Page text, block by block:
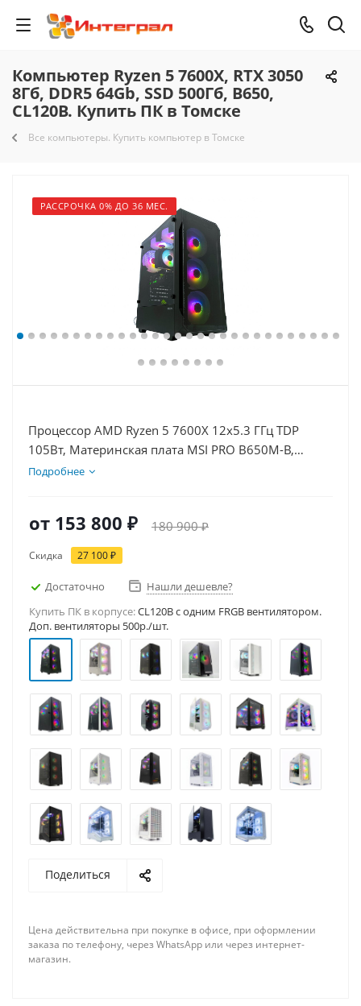
Компьютер Ryzen 5 7600X, RTX 3050
8Гб, DDR5 64Gb, SSD 500Гб, B650,
CL120B. Купить ПК в Томске
Все компьютеры. Купить компьютер в Томске
РАССРОЧКА 0% ДО 36 МЕС.
Процессор AMD Ryzen 5 7600X 12x5.3 ГГц TDP
105Вт, Материнская плата MSI PRO B650M-B,
Видеокарта RTX 3050 8Гб, Память DDR5 64Gb,
Подробнее
от 153 800 ₽ 180 900 ₽
Скидка 27 100 ₽
Достаточно
Нашли дешевле?
Купить ПК в корпусе:CL120B c одним FRGB вентилятором.
Доп. вентиляторы 500р./шт.
Поделиться
Цена действительна при покупке в офисе, при оформлении
заказа по телефону, через WhatsApp или через интернет-
магазин.